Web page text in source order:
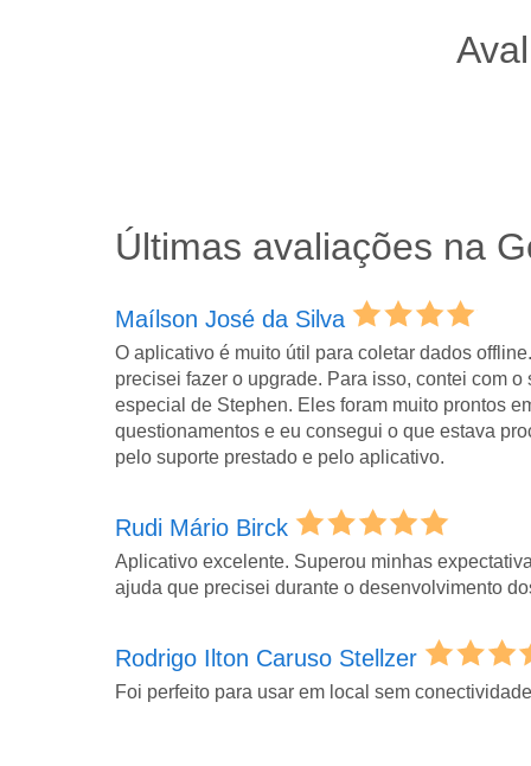
Últimas avaliações na
Maílson José da Silva
O aplicativo é muito útil para coletar dados
precisei fazer o upgrade. Para isso, contei com
especial de Stephen. Eles foram muito prontos
questionamentos e eu consegui o que estava
pelo suporte prestado e pelo aplicativo.
Rudi Mário Birck
Aplicativo excelente. Superou minhas
ajuda que precisei durante o desenvolvimento
Rodrigo Ilton Caruso Stellzer
Foi perfeito para usar em local sem conectividade